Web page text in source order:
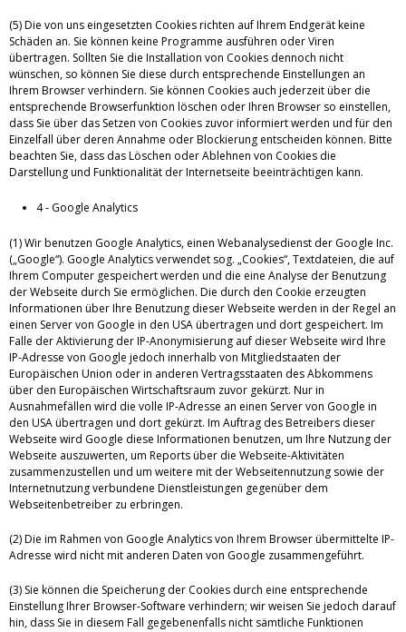
(5) Die von uns eingesetzten Cookies richten auf Ihrem Endgerät keine
Schäden an. Sie können keine Programme ausführen oder Viren
übertragen. Sollten Sie die Installation von Cookies dennoch nicht
wünschen, so können Sie diese durch entsprechende Einstellungen an
Ihrem Browser verhindern. Sie können Cookies auch jederzeit über die
entsprechende Browserfunktion löschen oder Ihren Browser so einstellen,
dass Sie über das Setzen von Cookies zuvor informiert werden und für den
Einzelfall über deren Annahme oder Blockierung entscheiden können. Bitte
beachten Sie, dass das Löschen oder Ablehnen von Cookies die
Darstellung und Funktionalität der Internetseite beeinträchtigen kann.
4 - Google Analytics
(1) Wir benutzen Google Analytics, einen Webanalysedienst der Google Inc.
(„Google“). Google Analytics verwendet sog. „Cookies“, Textdateien, die auf
Ihrem Computer gespeichert werden und die eine Analyse der Benutzung
der Webseite durch Sie ermöglichen. Die durch den Cookie erzeugten
Informationen über Ihre Benutzung dieser Webseite werden in der Regel an
einen Server von Google in den USA übertragen und dort gespeichert. Im
Falle der Aktivierung der IP-Anonymisierung auf dieser Webseite wird Ihre
IP-Adresse von Google jedoch innerhalb von Mitgliedstaaten der
Europäischen Union oder in anderen Vertragsstaaten des Abkommens
über den Europäischen Wirtschaftsraum zuvor gekürzt. Nur in
Ausnahmefällen wird die volle IP-Adresse an einen Server von Google in
den USA übertragen und dort gekürzt. Im Auftrag des Betreibers dieser
Webseite wird Google diese Informationen benutzen, um Ihre Nutzung der
Webseite auszuwerten, um Reports über die Webseite-Aktivitäten
zusammenzustellen und um weitere mit der Webseitennutzung sowie der
Internetnutzung verbundene Dienstleistungen gegenüber dem
Webseitenbetreiber zu erbringen.
(2) Die im Rahmen von Google Analytics von Ihrem Browser übermittelte IP-
Adresse wird nicht mit anderen Daten von Google zusammengeführt.
(3) Sie können die Speicherung der Cookies durch eine entsprechende
Einstellung Ihrer Browser-Software verhindern; wir weisen Sie jedoch darauf
hin, dass Sie in diesem Fall gegebenenfalls nicht sämtliche Funktionen